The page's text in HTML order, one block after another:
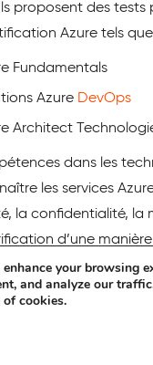
proposent des tests
Azure tels
Fundamentals
Azure DevOps
Architect
dans les
les services
la confidentialité, la
d’une
également utiliser
pratique pour AZ-
your browsing
and analyze our
cookies.